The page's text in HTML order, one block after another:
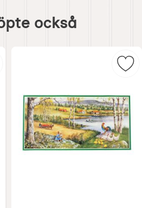
också
väggbonad sommar